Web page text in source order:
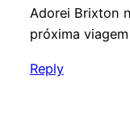
Adorei Brixton
próxima
Reply